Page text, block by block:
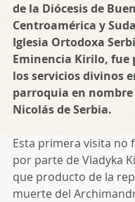
de la Diócesis de
Centroamérica y
Iglesia Ortodoxa
Eminencia Kirilo, fue
los servicios divinos
parroquia en nombre
Nicolás de Serbia.
Esta primera visita no
por parte de Vladyka
que producto de la
muerte del